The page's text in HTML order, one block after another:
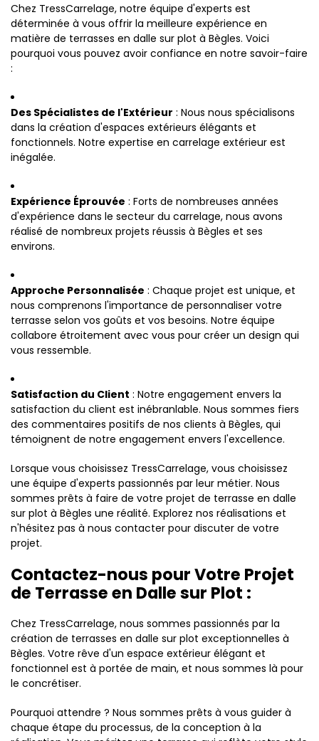
Chez TressCarrelage, notre équipe d'experts est
déterminée à vous offrir la meilleure expérience en
matière de terrasses en dalle sur plot à Bègles. Voici
pourquoi vous pouvez avoir confiance en notre savoir-faire
:
Des Spécialistes de l'Extérieur : Nous nous spécialisons
dans la création d'espaces extérieurs élégants et
fonctionnels. Notre expertise en carrelage extérieur est
inégalée.
Expérience Éprouvée : Forts de nombreuses années
d'expérience dans le secteur du carrelage, nous avons
réalisé de nombreux projets réussis à Bègles et ses
environs.
Approche Personnalisée : Chaque projet est unique, et
nous comprenons l'importance de personnaliser votre
terrasse selon vos goûts et vos besoins. Notre équipe
collabore étroitement avec vous pour créer un design qui
vous ressemble.
Satisfaction du Client : Notre engagement envers la
satisfaction du client est inébranlable. Nous sommes fiers
des commentaires positifs de nos clients à Bègles, qui
témoignent de notre engagement envers l'excellence.
Lorsque vous choisissez TressCarrelage, vous choisissez
une équipe d'experts passionnés par leur métier. Nous
sommes prêts à faire de votre projet de terrasse en dalle
sur plot à Bègles une réalité. Explorez nos réalisations et
n'hésitez pas à nous contacter pour discuter de votre
projet.
Contactez-nous pour Votre Projet
de Terrasse en Dalle sur Plot :
Chez TressCarrelage, nous sommes passionnés par la
création de terrasses en dalle sur plot exceptionnelles à
Bègles. Votre rêve d'un espace extérieur élégant et
fonctionnel est à portée de main, et nous sommes là pour
le concrétiser.
Pourquoi attendre ? Nous sommes prêts à vous guider à
chaque étape du processus, de la conception à la